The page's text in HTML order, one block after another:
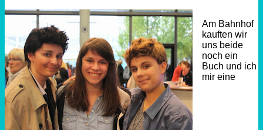
Am Bahnhof
kauften wir
uns beide
noch ein
Buch und ich
mir eine